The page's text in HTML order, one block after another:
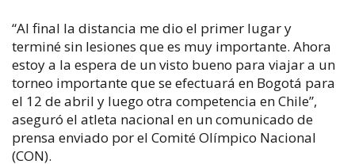
“Al final la distancia me dio el primer lugar y
terminé sin lesiones que es muy importante. Ahora
estoy a la espera de un visto bueno para viajar a un
torneo importante que se efectuará en Bogotá para
el 12 de abril y luego otra competencia en Chile”,
aseguró el atleta nacional en un comunicado de
prensa enviado por el Comité Olímpico Nacional
(CON).